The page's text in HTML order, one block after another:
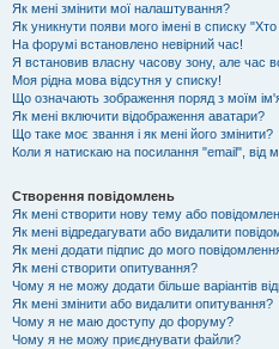
Як мені змінити мої налаштування?
Як уникнути появи мого імені в списку
На форумі встановлено невірний час!
Я встановив власну часову зону, але час
Моя рідна мова відсутня у списку!
Що означають зображення поряд з моїм
Як мені включити відображення аватари?
Що таке моє звання і як мені його змінити?
Коли я натискаю на посилання "email", від
Створення повідомлень
Як мені створити нову тему або
Як мені відредагувати або видалити
Як мені додати підпис до мого
Як мені створити опитування?
Чому я не можу додати більше варіантів
Як мені змінити або видалити опитування?
Чому я не маю доступу до форуму?
Чому я не можу приєднувати файли?